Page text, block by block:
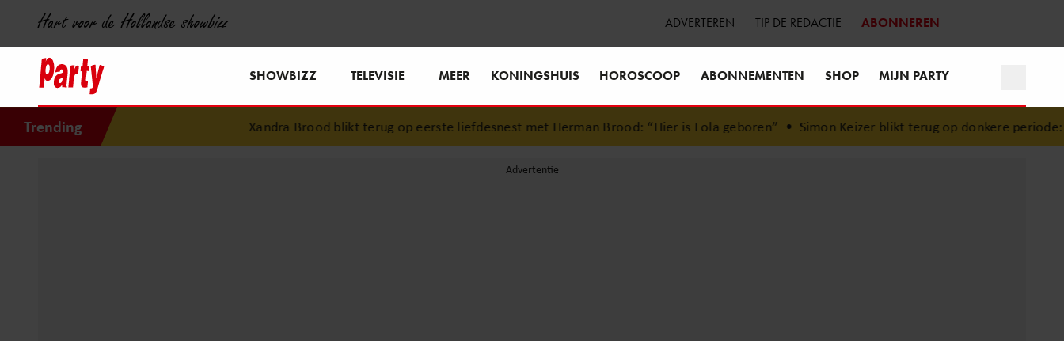
Hart voor de Hollandse showbizz ADVERTEREN TIP DE REDACTIE ABONNEREN
SHOWBIZZ TELEVISIE MEER KONINGSHUIS HOROSCOOP ABONNEMENTEN SHOP MIJN PARTY
Trending Xandra Brood blikt terug op eerste liefdesnest met Herman Brood: “Hier is Lola geboren”• Simon Keizer blikt terug op donkere periode: